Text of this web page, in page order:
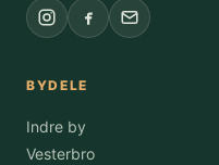
BYDELE
Indre by
Vesterbro